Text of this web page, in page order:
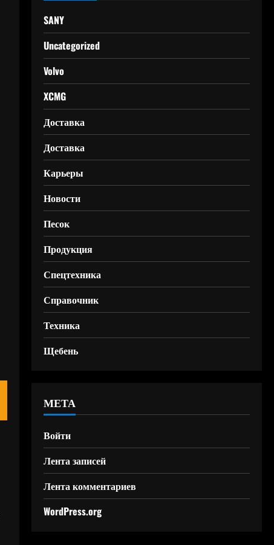
SANY
Uncategorized
Volvo
XCMG
Доставка
Доставка
Карьеры
Новости
Песок
Продукция
Спецтехника
Справочник
Техника
Щебень
МЕТА
Войти
Лента записей
Лента комментариев
WordPress.org